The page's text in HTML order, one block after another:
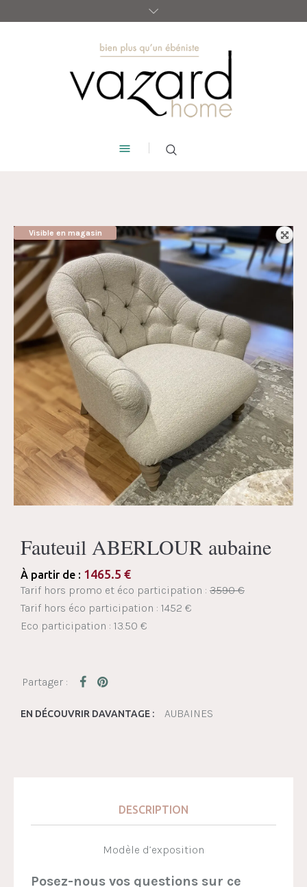
AUBAINE !
Visible en magasin
Fauteuil ABERLOUR aubaine
À partir de : 1465.5 €
Tarif hors promo et éco participation : 3590 €
Tarif hors éco participation : 1452 €
Eco participation : 13.50 €
EN DÉCOUVRIR DAVANTAGE : AUBAINES
DESCRIPTION
Modèle d’exposition
Posez-nous vos questions sur ce